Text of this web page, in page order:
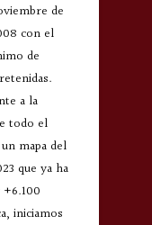
de
con el
de
a la
todo el
mapa del
que ya ha
iniciamos